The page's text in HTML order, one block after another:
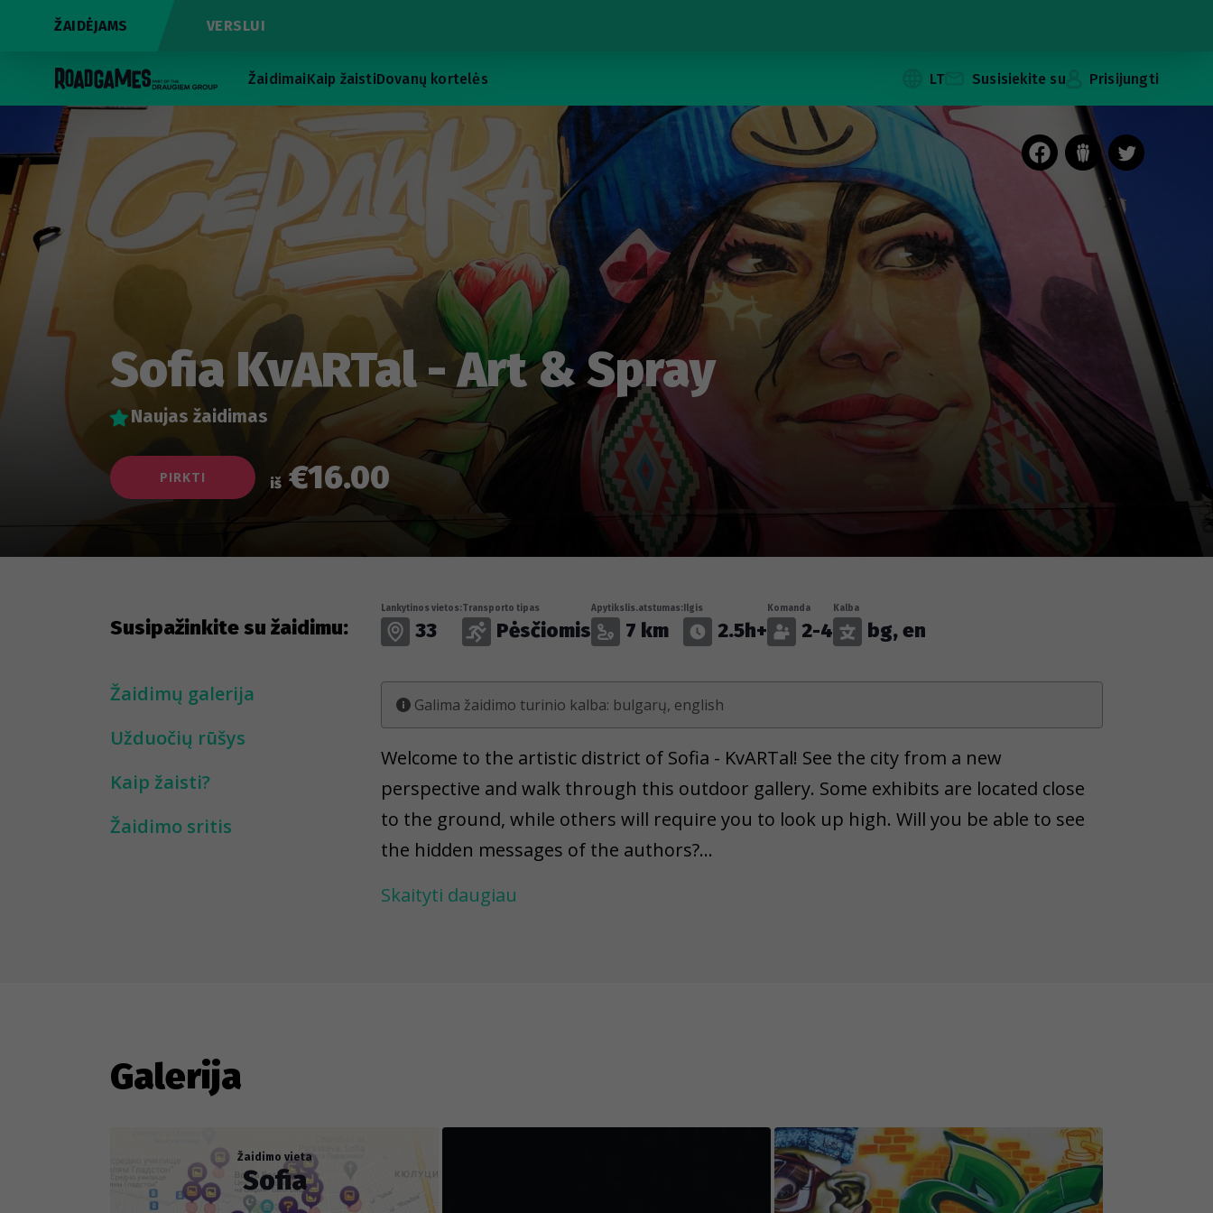
ŽAIDĖJAMS VERSLUI
ŽaidimaiKaip žaistiDovanų kortelės LT Susisiekite su Prisijungti
Sofia KvARTal - Art & Spray
Naujas žaidimas
PIRKTI iš €16.00
Susipažinkite su žaidimu:
Žaidimų galerija
Užduočių rūšys
Kaip žaisti?
Žaidimo sritis
Lankytinos vietos:
33
Transporto tipas
Pėsčiomis
Apytikslis.atstumas:
7 km
Ilgis
2.5h+
Komanda
2-4
Kalba
bg, en
Galima žaidimo turinio kalba: bulgarų, english
Welcome to the artistic district of Sofia - KvARTal! See the city from a new
perspective and walk through this outdoor gallery. Some exhibits are located close
to the ground, while others will require you to look up high. Will you be able to see
the hidden messages of the authors?
In addition to beautiful graffiti, you can expect unknown and curious facts about
Skaityti daugiau
Galerija
Žaidimo vieta
Sofia